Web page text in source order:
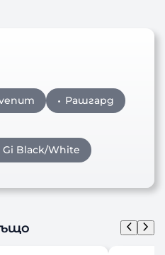
Рашгард
Black/White